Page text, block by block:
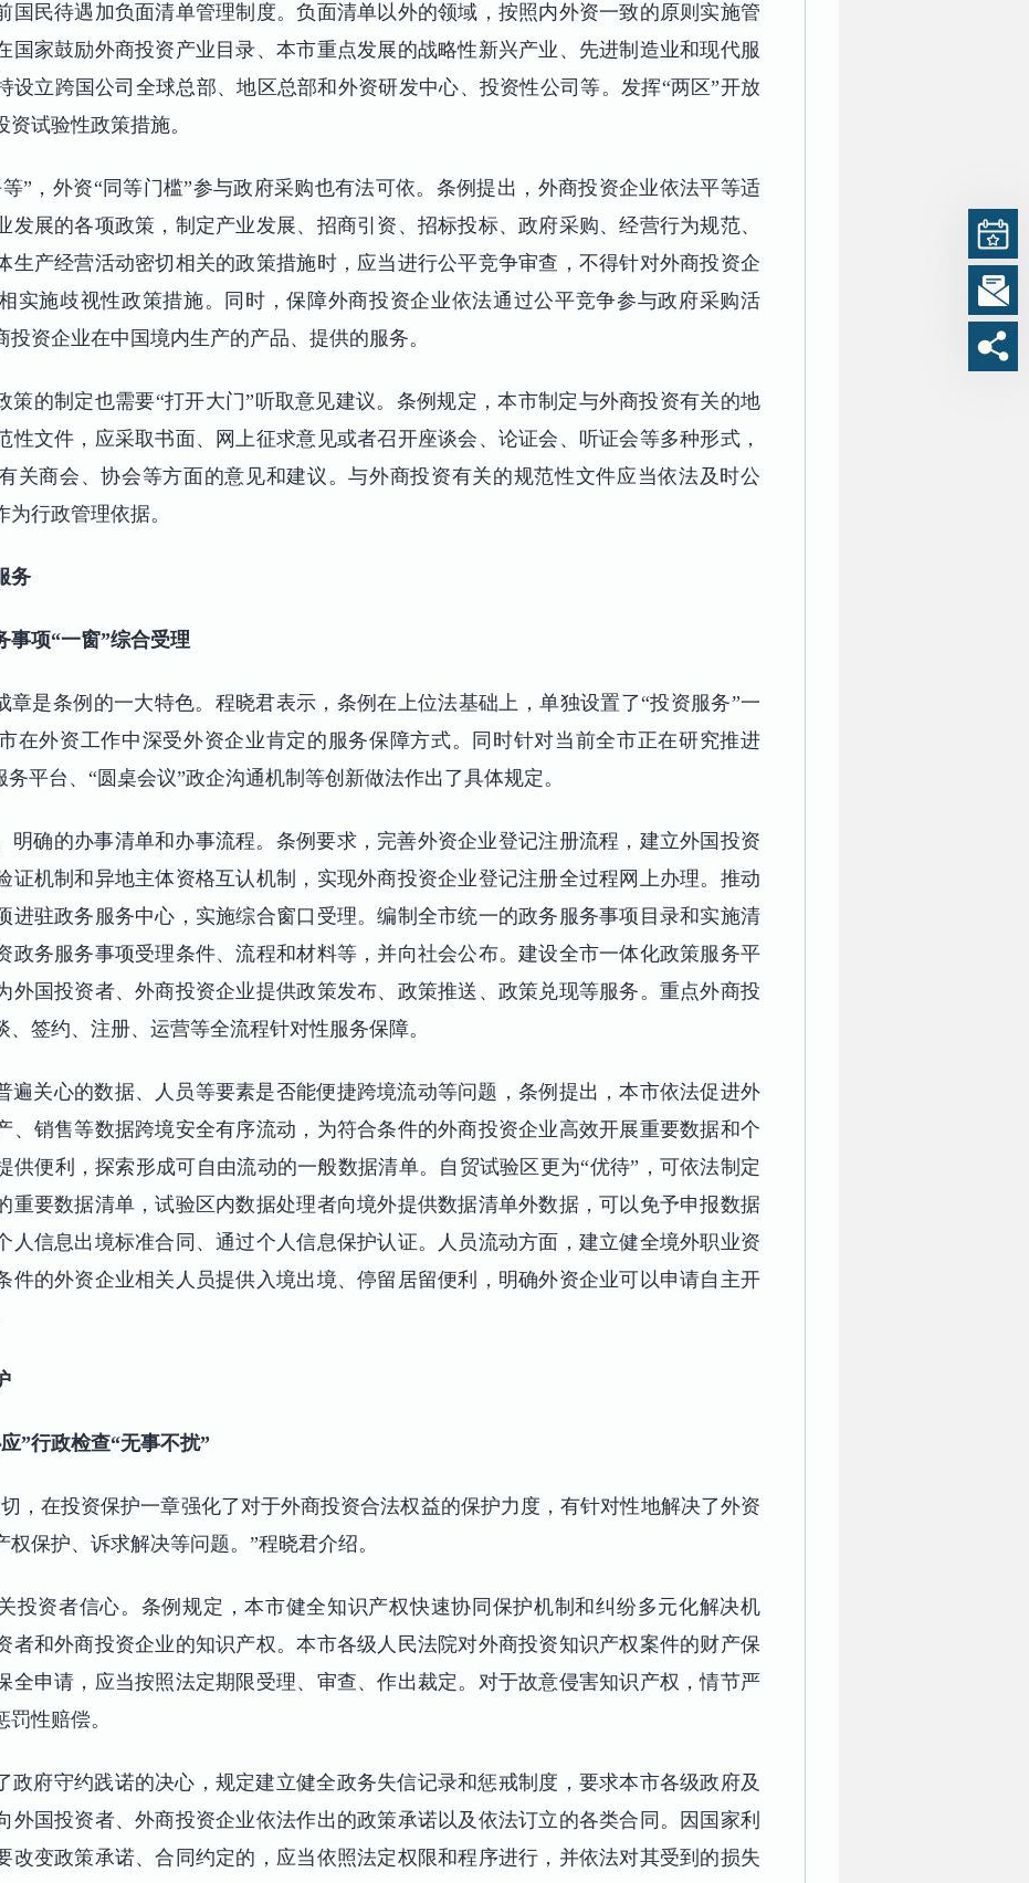
国民待遇加负面清单管理制度。负面清单以外的领域，按照内外资一致的原则实施管
国家鼓励外商投资产业目录、本市重点发展的战略性新兴产业、先进制造业和现代服
设立跨国公司全球总部、地区总部和外资研发中心、投资性公司等。发挥“两区”开放
试验性政策措施。
”，外资“同等门槛”参与政府采购也有法可依。条例提出，外商投资企业依法平等适
发展的各项政策，制定产业发展、招商引资、招标投标、政府采购、经营行为规范、
生产经营活动密切相关的政策措施时，应当进行公平竞争审查，不得针对外商投资企
实施歧视性政策措施。同时，保障外商投资企业依法通过公平竞争参与政府采购活
资企业在中国境内生产的产品、提供的服务。
策的制定也需要“打开大门”听取意见建议。条例规定，本市制定与外商投资有关的地
性文件，应采取书面、网上征求意见或者召开座谈会、论证会、听证会等多种形式，
关商会、协会等方面的意见和建议。与外商投资有关的规范性文件应当依法及时公
行政管理依据。
务
事项“一窗”综合受理
章是条例的一大特色。程晓君表示，条例在上位法基础上，单独设置了“投资服务”一
在外资工作中深受外资企业肯定的服务保障方式。同时针对当前全市正在研究推进
务平台、“圆桌会议”政企沟通机制等创新做法作出了具体规定。
明确的办事清单和办事流程。条例要求，完善外资企业登记注册流程，建立外国投资
证机制和异地主体资格互认机制，实现外商投资企业登记注册全过程网上办理。推动
进驻政务服务中心，实施综合窗口受理。编制全市统一的政务服务事项目录和实施清
政务服务事项受理条件、流程和材料等，并向社会公布。建设全市一体化政策服务平
外国投资者、外商投资企业提供政策发布、政策推送、政策兑现等服务。重点外商投
、签约、注册、运营等全流程针对性服务保障。
遍关心的数据、人员等要素是否能便捷跨境流动等问题，条例提出，本市依法促进外
、销售等数据跨境安全有序流动，为符合条件的外商投资企业高效开展重要数据和个
供便利，探索形成可自由流动的一般数据清单。自贸试验区更为“优待”，可依法制定
重要数据清单，试验区内数据处理者向境外提供数据清单外数据，可以免予申报数据
人信息出境标准合同、通过个人信息保护认证。人员流动方面，建立健全境外职业资
件的外资企业相关人员提供入境出境、停留居留便利，明确外资企业可以申请自主开
”行政检查“无事不扰”
，在投资保护一章强化了对于外商投资合法权益的保护力度，有针对性地解决了外资
保护、诉求解决等问题。”程晓君介绍。
投资者信心。条例规定，本市健全知识产权快速协同保护机制和纠纷多元化解决机
者和外商投资企业的知识产权。本市各级人民法院对外商投资知识产权案件的财产保
全申请，应当按照法定期限受理、审查、作出裁定。对于故意侵害知识产权，情节严
性赔偿。
政府守约践诺的决心，规定建立健全政务失信记录和惩戒制度，要求本市各级政府及
外国投资者、外商投资企业依法作出的政策承诺以及依法订立的各类合同。因国家利
改变政策承诺、合同约定的，应当依照法定权限和程序进行，并依法对其受到的损失